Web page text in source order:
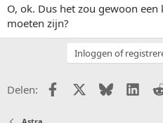
O, ok. Dus het zou gewoon
moeten zijn?
Inloggen of
Delen: FacebookX (Twitter)
Bluesky